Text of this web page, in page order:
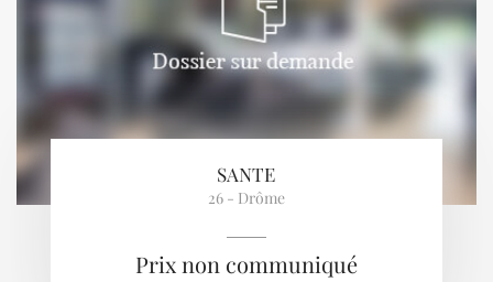
SANTE
26 - Drôme
Prix non communiqué